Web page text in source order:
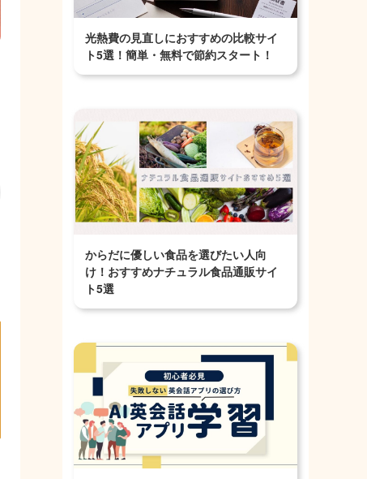
光熱費の見直しにおすすめの比較サイ
ト5選！簡単・無料で節約スタート！
からだに優しい食品を選びたい人向
け！おすすめナチュラル食品通販サイ
ト5選